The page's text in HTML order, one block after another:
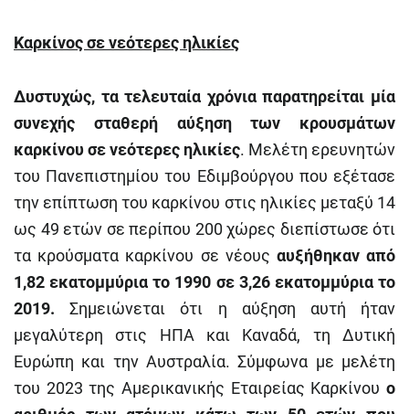
Καρκίνος σε νεότερες ηλικίες
Δυστυχώς, τα τελευταία χρόνια παρατηρείται μία
συνεχής σταθερή αύξηση των κρουσμάτων
καρκίνου σε νεότερες ηλικίες. Μελέτη ερευνητών
του Πανεπιστημίου του Εδιμβούργου που εξέτασε
την επίπτωση του καρκίνου στις ηλικίες μεταξύ 14
ως 49 ετών σε περίπου 200 χώρες διεπίστωσε ότι
τα κρούσματα καρκίνου σε νέους αυξήθηκαν από
1,82 εκατομμύρια το 1990 σε 3,26 εκατομμύρια το
2019. Σημειώνεται ότι η αύξηση αυτή ήταν
μεγαλύτερη στις ΗΠΑ και Καναδά, τη Δυτική
Ευρώπη και την Αυστραλία. Σύμφωνα με μελέτη
του 2023 της Αμερικανικής Εταιρείας Καρκίνου ο